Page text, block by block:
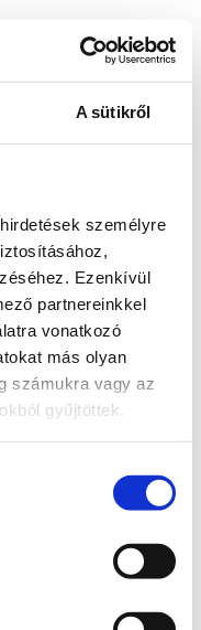
A sütikről
személyre
Ezenkívül
partnereinkkel
vonatkozó
más olyan
számukra vagy az
gyűjtöttek.
console for more